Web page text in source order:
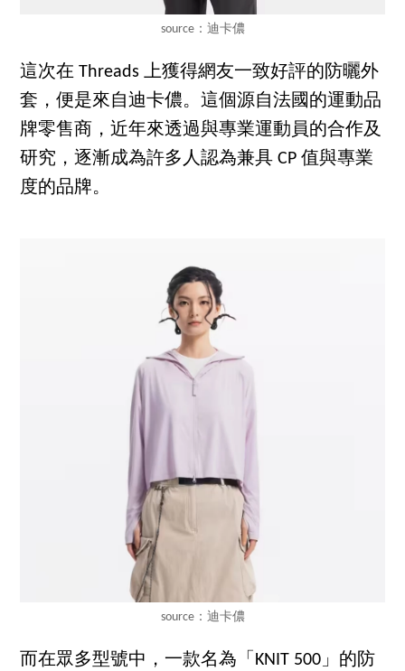
source：迪卡儂
這次在 Threads 上獲得網友一致好評的防曬外
套，便是來自迪卡儂。這個源自法國的運動品
牌零售商，近年來透過與專業運動員的合作及
研究，逐漸成為許多人認為兼具 CP 值與專業
度的品牌。
source：迪卡儂
而在眾多型號中，一款名為「KNIT 500」的防